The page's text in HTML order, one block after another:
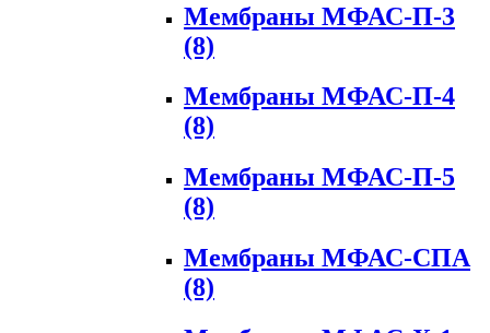
Мембраны МФАС-П-3
(8)
Мембраны МФАС-П-4
(8)
Мембраны МФАС-П-5
(8)
Мембраны МФАС-СПА
(8)